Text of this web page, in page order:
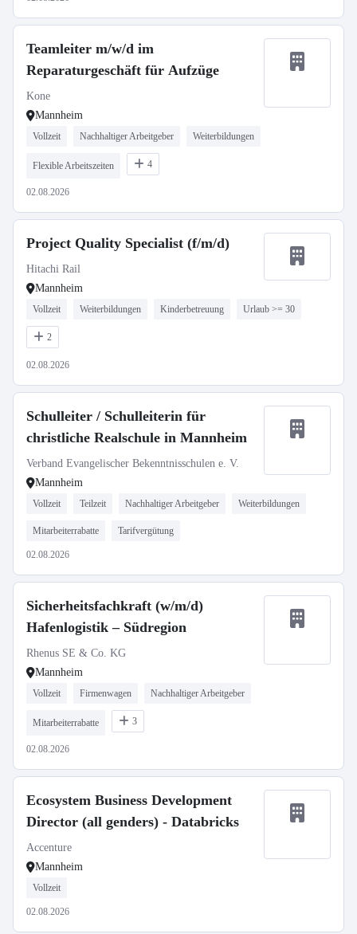
Teamleiter m/w/d im
Reparaturgeschäft für Aufzüge
Kone
Mannheim
Vollzeit Nachhaltiger Arbeitgeber Weiterbildungen
Flexible Arbeitszeiten 4
02.08.2026
Project Quality Specialist (f/m/d)
Hitachi Rail
Mannheim
Vollzeit Weiterbildungen Kinderbetreuung Urlaub >= 30
2
02.08.2026
Schulleiter / Schulleiterin für
christliche Realschule in Mannheim
Verband Evangelischer Bekenntnisschulen e. V.
Mannheim
Vollzeit Teilzeit Nachhaltiger Arbeitgeber Weiterbildungen
Mitarbeiterrabatte Tarifvergütung
02.08.2026
Sicherheitsfachkraft (w/m/d)
Hafenlogistik – Südregion
Rhenus SE & Co. KG
Mannheim
Vollzeit Firmenwagen Nachhaltiger Arbeitgeber
Mitarbeiterrabatte 3
02.08.2026
Ecosystem Business Development
Director (all genders) - Databricks
Accenture
Mannheim
Vollzeit
02.08.2026